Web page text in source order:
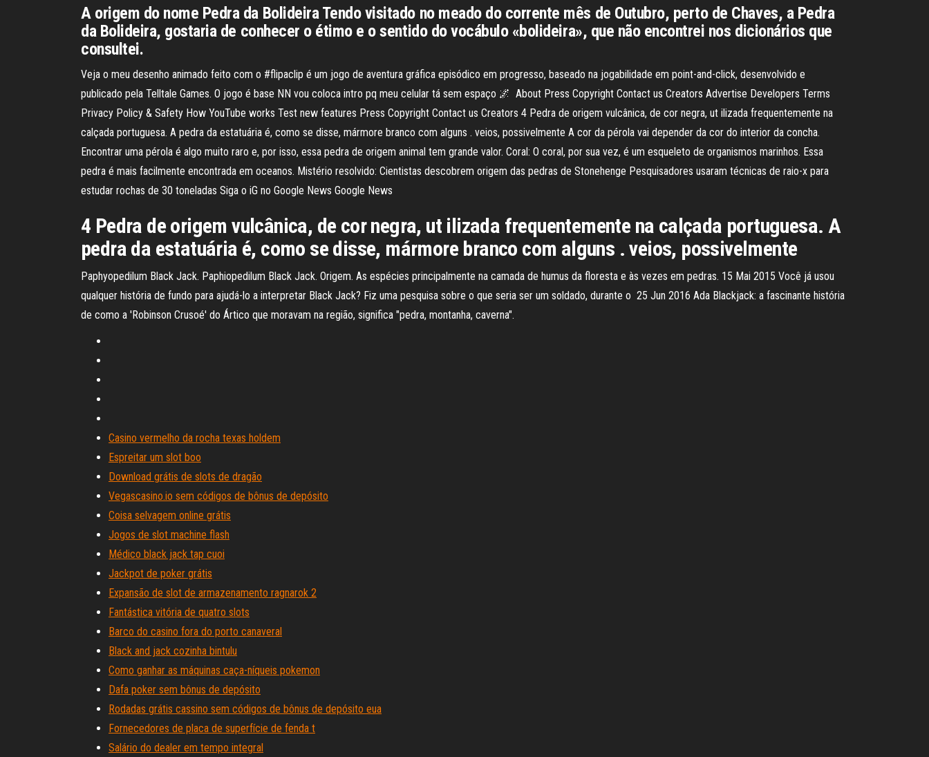
A origem do nome Pedra da Bolideira Tendo visitado no meado do corrente mês de Outubro, perto de Chaves, a Pedra
da Bolideira, gostaria de conhecer o étimo e o sentido do vocábulo «bolideira», que não encontrei nos dicionários que
consultei.
Veja o meu desenho animado feito com o #flipaclip é um jogo de aventura gráfica episódico em progresso, baseado na jogabilidade em point-and-click, desenvolvido e
publicado pela Telltale Games. O jogo é base NN vou coloca intro pq meu celular tá sem espaço 🌌 ️ About Press Copyright Contact us Creators Advertise Developers Terms
Privacy Policy & Safety How YouTube works Test new features Press Copyright Contact us Creators 4 Pedra de origem vulcânica, de cor negra, ut ilizada frequentemente na
calçada portuguesa. A pedra da estatuária é, como se disse, mármore branco com alguns . veios, possivelmente A cor da pérola vai depender da cor do interior da concha.
Encontrar uma pérola é algo muito raro e, por isso, essa pedra de origem animal tem grande valor. Coral: O coral, por sua vez, é um esqueleto de organismos marinhos. Essa
pedra é mais facilmente encontrada em oceanos. Mistério resolvido: Cientistas descobrem origem das pedras de Stonehenge Pesquisadores usaram técnicas de raio-x para
estudar rochas de 30 toneladas Siga o iG no Google News Google News
4 Pedra de origem vulcânica, de cor negra, ut ilizada frequentemente na calçada portuguesa. A
pedra da estatuária é, como se disse, mármore branco com alguns . veios, possivelmente
Paphyopedilum Black Jack. Paphiopedilum Black Jack. Origem. As espécies principalmente na camada de humus da floresta e às vezes em pedras. 15 Mai 2015 Você já usou
qualquer história de fundo para ajudá-lo a interpretar Black Jack? Fiz uma pesquisa sobre o que seria ser um soldado, durante o 25 Jun 2016 Ada Blackjack: a fascinante história
de como a 'Robinson Crusoé' do Ártico que moravam na região, significa "pedra, montanha, caverna".
Casino vermelho da rocha texas holdem
Espreitar um slot boo
Download grátis de slots de dragão
Vegascasino.io sem códigos de bônus de depósito
Coisa selvagem online grátis
Jogos de slot machine flash
Médico black jack tap cuoi
Jackpot de poker grátis
Expansão de slot de armazenamento ragnarok 2
Fantástica vitória de quatro slots
Barco do casino fora do porto canaveral
Black and jack cozinha bintulu
Como ganhar as máquinas caça-níqueis pokemon
Dafa poker sem bônus de depósito
Rodadas grátis cassino sem códigos de bônus de depósito eua
Fornecedores de placa de superfície de fenda t
Salário do dealer em tempo integral